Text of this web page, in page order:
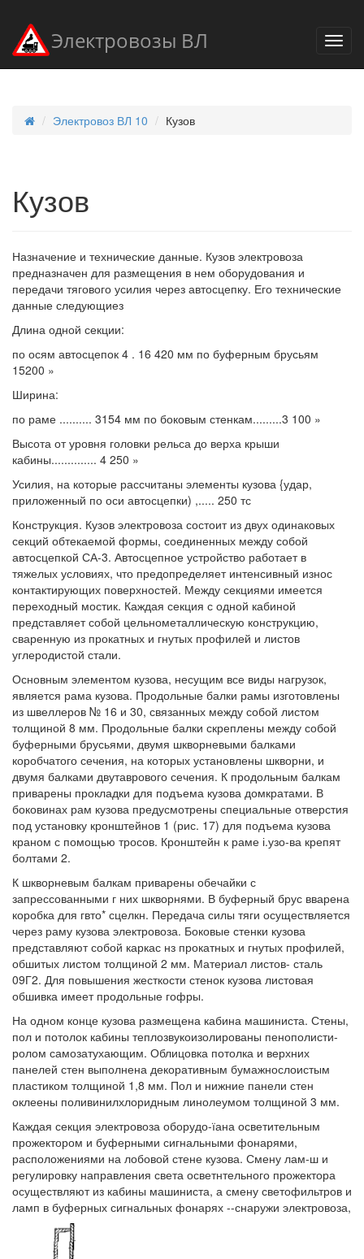
Электровозы ВЛ
Электровоз ВЛ 10 Кузов
Кузов
Назначение и технические данные. Кузов электровоза
предназначен для размещения в нем оборудования и
передачи тягового усилия через автосцепку. Его технические
данные следующиез
Длина одной секции:
по осям автосцепок 4 . 16 420 мм по буферным брусьям
15200 »
Ширина:
по раме .......... 3154 мм по боковым стенкам.........3 100 »
Высота от уровня головки рельса до верха крыши
кабины.............. 4 250 »
Усилия, на которые рассчитаны элементы кузова {удар,
приложенный по оси автосцепки) ,..... 250 тс
Конструкция. Кузов электровоза состоит из двух одинаковых
секций обтекаемой формы, соединенных между собой
автосцепкой СА-3. Автосцепное устройство работает в
тяжелых условиях, что предопределяет интенсивный износ
контактирующих поверхностей. Между секциями имеется
переходный мостик. Каждая секция с одной кабиной
представляет собой цельнометаллическую конструкцию,
сваренную из прокатных и гнутых профилей и листов
углеродистой стали.
Основным элементом кузова, несущим все виды нагрузок,
является рама кузова. Продольные балки рамы изготовлены
из швеллеров № 16 и 30, связанных между собой листом
толщиной 8 мм. Продольные балки скреплены между собой
буферными брусьями, двумя шкворневыми балками
коробчатого сечения, на которых установлены шкворни, и
двумя балками двутаврового сечения. К продольным балкам
приварены прокладки для подъема кузова домкратами. В
боковинах рам кузова предусмотрены специальные отверстия
под установку кронштейнов 1 (рис. 17) для подъема кузова
краном с помощью тросов. Кронштейн к раме і.узо-ва крепят
болтами 2.
К шкворневым балкам приварены обечайки с
запрессованными г них шкворнями. В буферный брус вварена
коробка для гвто* сцелкн. Передача силы тяги осуществляется
через раму кузова электровоза. Боковые стенки кузова
представляют собой каркас нз прокатных и гнутых профилей,
обшитых листом толщиной 2 мм. Материал листов- сталь
09Г2. Для повышения жесткости стенок кузова листовая
обшивка имеет продольные гофры.
На одном конце кузова размещена кабина машиниста. Стены,
пол и потолок кабины теплозвукоизолированы пенополисти-
ролом самозатухающим. Облицовка потолка и верхних
панелей стен выполнена декоративным бумажнослоистым
пластиком толщиной 1,8 мм. Пол и нижние панели стен
оклеены поливинилхлоридным линолеумом толщиной 3 мм.
Каждая секция электровоза оборудо-їана осветительным
прожектором и буферными сигнальными фонарями,
расположениями на лобовой стене кузова. Смену лам-ш и
регулировку направления света осветнтельного прожектора
осуществляют из кабины машиниста, а смену светофильтров и
ламп в буферных сигнальных фонарях --снаружи электровоза,